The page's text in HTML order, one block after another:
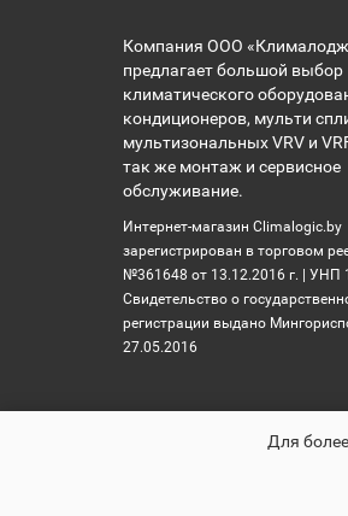
Компания ООО
предлагает большой выбор
климатического
кондиционеров, мульти
мультизональных VRV и
так же монтаж и сервисное
обслуживание.
Интернет-магазин Climalogic.by
зарегистрирован в торговом
№361648 от 13.12.2016 г. | УНП
Свидетельство о
регистрации выдано
27.05.2016
Для